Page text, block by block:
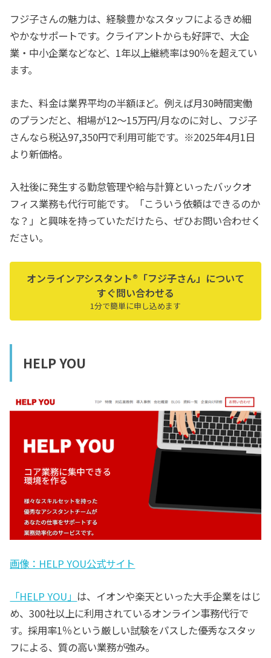
フジ子さんの魅力は、経験豊かなスタッフによるきめ細
やかなサポートです。クライアントからも好評で、大企
業・中小企業などなど、1年以上継続率は90％を超えてい
ます。
また、料金は業界平均の半額ほど。 例えば月30時間実働
のプランだと、相場が12～15万円/月なのに対し、フジ子
さんなら税込97,350円で利用可能です。※2025年4月1日
より新価格。
入社後に発生する勤怠管理や給与計算といったバックオ
フィス業務も代行可能です。「こういう依頼はできるのか
な？」と興味を持っていただけたら、ぜひお問い合わせく
ださい。
オンラインアシスタント®「フジ子さん」について
すぐ問い合わせる
1分で簡単に申し込めます
HELP YOU
画像：HELP YOU公式サイト
「HELP YOU」 は、イオンや楽天といった大手企業をはじ
め、300社以上に利用されているオンライン事務代行で
す。採用率1％という厳しい試験をパスした優秀なスタッ
フによる、質の高い業務が強み。